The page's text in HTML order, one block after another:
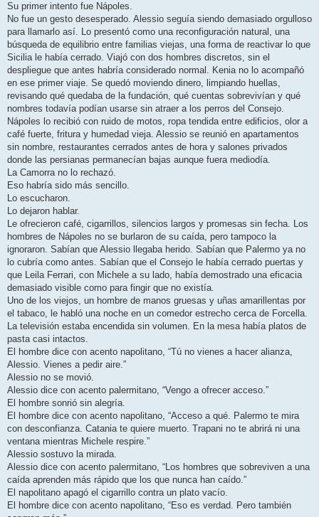
Su primer intento fue Nápoles.
No fue un gesto desesperado. Alessio seguía siendo demasiado orgulloso
para llamarlo así. Lo presentó como una reconfiguración natural, una
búsqueda de equilibrio entre familias viejas, una forma de reactivar lo que
Sicilia le había cerrado. Viajó con dos hombres discretos, sin el
despliegue que antes habría considerado normal. Kenia no lo acompañó
en ese primer viaje. Se quedó moviendo dinero, limpiando huellas,
revisando qué quedaba de la fundación, qué cuentas sobrevivían y qué
nombres todavía podían usarse sin atraer a los perros del Consejo.
Nápoles lo recibió con ruido de motos, ropa tendida entre edificios, olor a
café fuerte, fritura y humedad vieja. Alessio se reunió en apartamentos
sin nombre, restaurantes cerrados antes de hora y salones privados
donde las persianas permanecían bajas aunque fuera mediodía.
La Camorra no lo rechazó.
Eso habría sido más sencillo.
Lo escucharon.
Lo dejaron hablar.
Le ofrecieron café, cigarrillos, silencios largos y promesas sin fecha. Los
hombres de Nápoles no se burlaron de su caída, pero tampoco la
ignoraron. Sabían que Alessio llegaba herido. Sabían que Palermo ya no
lo cubría como antes. Sabían que el Consejo le había cerrado puertas y
que Leila Ferrari, con Michele a su lado, había demostrado una eficacia
demasiado visible como para fingir que no existía.
Uno de los viejos, un hombre de manos gruesas y uñas amarillentas por
el tabaco, le habló una noche en un comedor estrecho cerca de Forcella.
La televisión estaba encendida sin volumen. En la mesa había platos de
pasta casi intactos.
El hombre dice con acento napolitano, “Tú no vienes a hacer alianza,
Alessio. Vienes a pedir aire.”
Alessio no se movió.
Alessio dice con acento palermitano, “Vengo a ofrecer acceso.”
El hombre sonrió sin alegría.
El hombre dice con acento napolitano, “Acceso a qué. Palermo te mira
con desconfianza. Catania te quiere muerto. Trapani no te abrirá ni una
ventana mientras Michele respire.”
Alessio sostuvo la mirada.
Alessio dice con acento palermitano, “Los hombres que sobreviven a una
caída aprenden más rápido que los que nunca han caído.”
El napolitano apagó el cigarrillo contra un plato vacío.
El hombre dice con acento napolitano, “Eso es verdad. Pero también